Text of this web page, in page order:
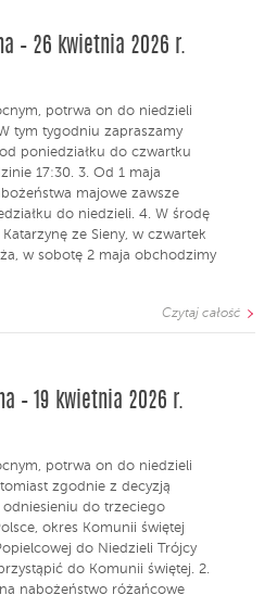
– 26 kwietnia 2026 r.
potrwa on do niedzieli
tym tygodniu zapraszamy
poniedziałku do czwartku
17:30. 3. Od 1 maja
majowe zawsze
do niedzieli. 4. W środę
ze Sieny, w czwartek
w sobotę 2 maja obchodzimy
Czytaj całość
– 19 kwietnia 2026 r.
potrwa on do niedzieli
zgodnie z decyzją
odniesieniu do trzeciego
okres Komunii świętej
do Niedzieli Trójcy
do Komunii świętej. 2.
nabożeństwo różańcowe